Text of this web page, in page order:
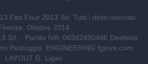
Fab Four 2013 Srl. Tutti i diritti riservati
Ottobre 2014
Srl. - Partita IVA: 06342490486 Direttore
Pestuggia. ENGINEERING fgiova.com
LAYOUT G. Ligas